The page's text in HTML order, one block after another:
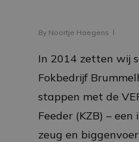
By Noortje Haegens
In 2014 zetten wij
Fokbedrijf
stappen met de
Feeder (KZB) –
zeug en